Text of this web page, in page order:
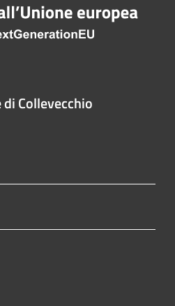
di Collevecchio